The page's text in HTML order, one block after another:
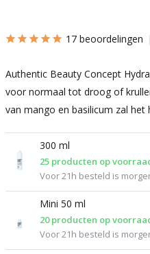
17 beoordelingen
Authentic Beauty Concept
voor normaal tot droog of
van mango en basilicum zal het
300 ml
25 producten op
Voor 21h besteld is
Mini 50 ml
20 producten op
Voor 21h besteld is